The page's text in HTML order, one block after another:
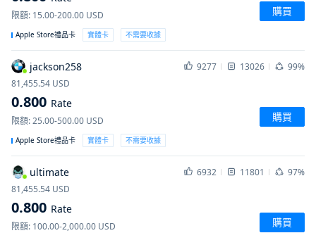
限額: 15.00-200.00 USD 購買
Apple Store禮品卡 實體卡 不需要收據
jackson258 9277 13026
99%
81,455.54 USD
0.800 Rate
限額:25.00-500.00 USD 購買
Apple Store禮品卡 實體卡 不需要收據
ultimate 6932 11801
97%
81,455.54 USD
0.800 Rate
限額: 100.00-2,000.00 USD 購買